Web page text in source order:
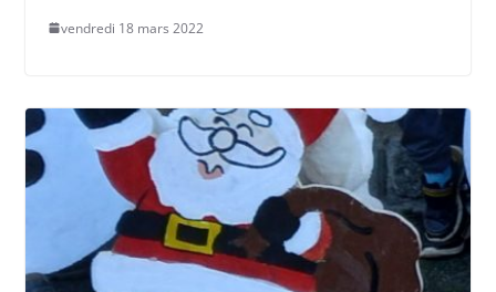
vendredi 18 mars 2022